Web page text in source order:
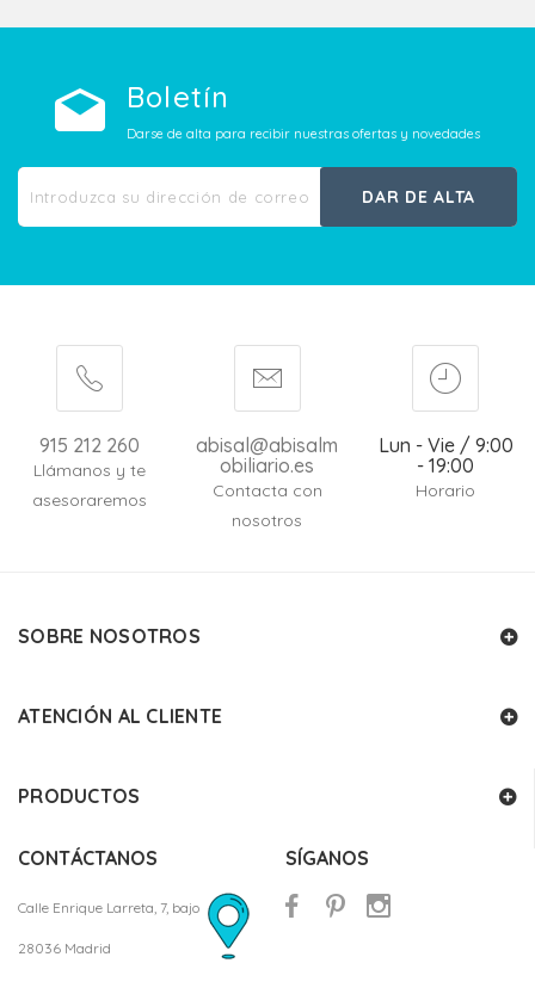
Boletín
Darse de alta para recibir nuestras ofertas y novedades
DAR DE ALTA
915 212 260
Llámanos y te
asesoraremos
abisal@abisalm
obiliario.es
Contacta con
nosotros
Lun - Vie / 9:00
- 19:00
Horario
SOBRE NOSOTROS
ATENCIÓN AL CLIENTE
PRODUCTOS
CONTÁCTANOS
Calle Enrique Larreta, 7, bajo
28036 Madrid
SÍGANOS